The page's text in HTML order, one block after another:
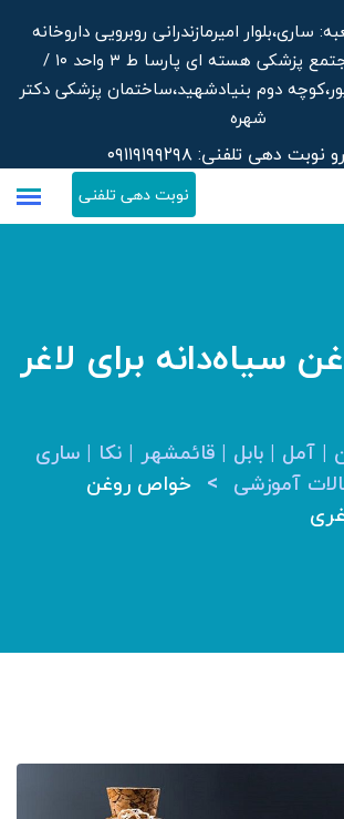
ساری،بلوار امیرمازندرانی روبرویی داروخانه‌
دکتر صحرایی مجتمع پزشکی هسته ای پارسا ط ۳ واحد ۱۰ /
۱۷ شهریور،کوچه دوم بنیادشهید،ساختمان پزشکی دکتر
شهره
نوبت دهی تلفنی:۰۹۱۱۹۱۹۹۲۹۸
نوبت دهی تلفنی
سیاه‌دانه برای لاغر
| آمل | بابل | قائمشهر | نکا | ساری
آموزشی > خواص روغن